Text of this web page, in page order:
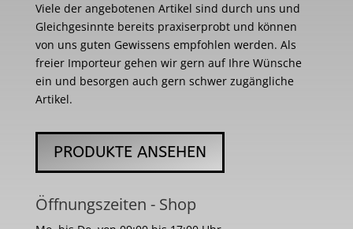
Viele der angebotenen Artikel sind durch uns und
Gleichgesinnte bereits praxiserprobt und können
von uns guten Gewissens empfohlen werden. Als
freier Importeur gehen wir gern auf Ihre Wünsche
ein und besorgen auch gern schwer zugängliche
Artikel.
PRODUKTE ANSEHEN
Öffnungszeiten - Shop